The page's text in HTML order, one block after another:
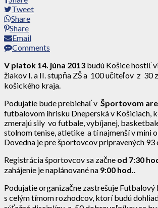
Tweet
Share
Share
Email
Comments
V piatok 14. júna 2013 budú Košice hostiť
žiakov I. a II. stupňa ZŠ a 100 učiteľov z 30
košického kraja.
Podujatie bude prebiehať v Športovom
futbalovom ihrisku Dneperská v Košiciach,
zmerajú sily vo futbale, vybíjanej,
stolnom tenise, atletike a tí najmenší v mini
Dovedna je pre športovcov pripravených 93
Registrácia športovcov sa začne od 7:30
zahájenie je naplánované na 9:00 hod.
Podujatie organizačne zastrešuje
s celým tímom rozhodcov, ktorí budú